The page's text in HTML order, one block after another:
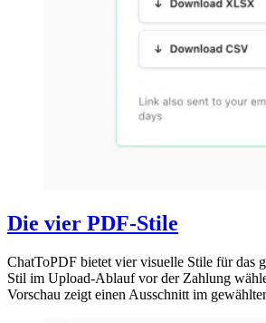
Die vier PDF-Stile
ChatToPDF bietet vier visuelle Stile für das
Stil im Upload-Ablauf vor der Zahlung
Vorschau zeigt einen Ausschnitt im